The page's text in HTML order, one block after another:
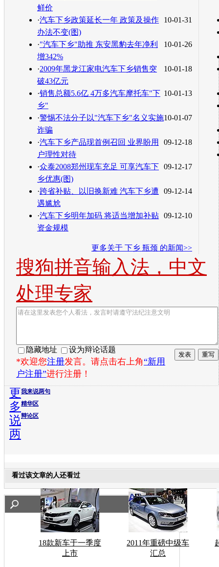
鲜价
10-01-31
·汽车下乡政策延长一年 政策及操作
办法不变(图)
10-01-26
·"汽车下乡"助推 东安黑豹去年净利
增342%
10-01-18
·2009年黑龙江家电汽车下乡销售突
破43亿元
10-01-13
·销售总额5.6亿 4万多汽车摩托车"下
乡"
10-01-07
·警惕不法分子以"汽车下乡"名义实施
诈骗
09-12-18
·汽车下乡产品现首例召回 业界盼用
户理性对待
09-12-17
·众泰2008郑州现车充足 可享汽车下
乡优惠(图)
09-12-14
·跨省补贴、以旧换新难 汽车下乡遭
遇尴尬
09-12-10
·汽车下乡明年加码 将适当增加补贴
资金规模
更多关于 下乡 瓶颈 的新闻>>
搜狗拼音输入法，中文
处理专家
隐藏地址 设为辩论话题
*欢迎您注册发言。请点击右上角“新用
户注册”进行注册！
我来说两句
精华区
辩论区
更
多
说
两
看过该文章的人还看过
18款新车于一季度
上市
2011年重磅中级车
汇总